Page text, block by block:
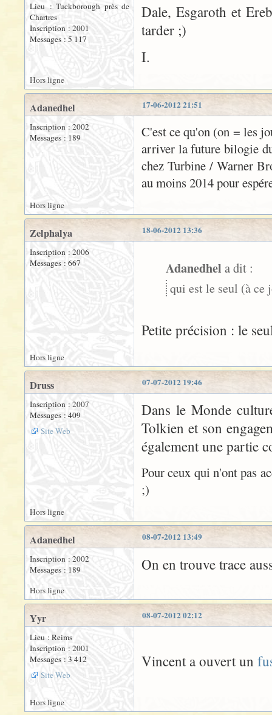
Lieu : Tuckborough près de
Chartres
Inscription : 2001
Messages : 5 117
Dale, Esgaroth et
tarder ;)
I.
Hors ligne
17-06-2012 21:51
Adanedhel
Inscription : 2002
Messages : 189
C'est ce qu'on (on = les
arriver la future bilogie
chez Turbine / Warner
au moins 2014 pour
Hors ligne
18-06-2012 13:36
Zelphalya
Inscription : 2006
Messages : 667
Adanedhel a dit :
qui est le seul (à
Petite précision : le
Hors ligne
07-07-2012 19:46
Druss
Inscription : 2007
Messages : 409
Site Web
Dans le Monde
Tolkien et son
également une partie
Pour ceux qui n'ont pas
;)
Hors ligne
08-07-2012 13:49
Adanedhel
Inscription : 2002
Messages : 189
On en trouve trace
Hors ligne
08-07-2012 02:12
Yyr
Lieu : Reims
Inscription : 2001
Messages : 3 412
Site Web
Vincent a ouvert un
Hors ligne